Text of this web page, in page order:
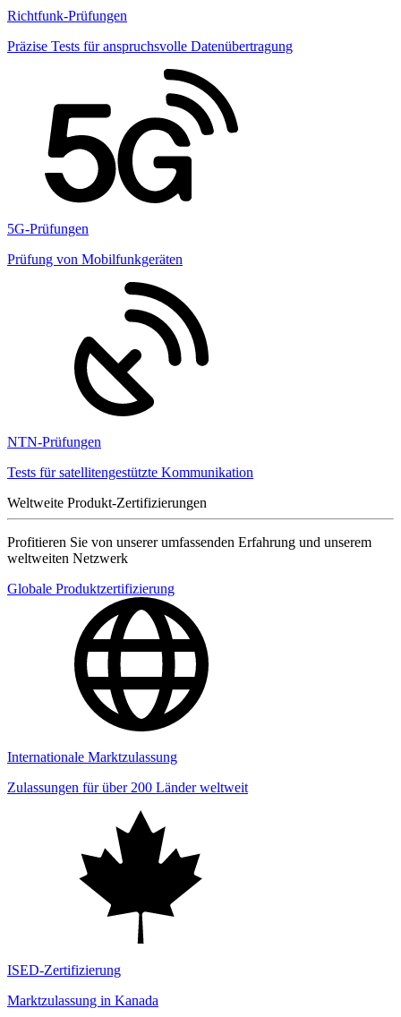
Richtfunk-Prüfungen
Präzise Tests für anspruchsvolle Datenübertragung
5G-Prüfungen
Prüfung von Mobilfunkgeräten
NTN-Prüfungen
Tests für satellitengestützte Kommunikation
Weltweite Produkt-Zertifizierungen
Profitieren Sie von unserer umfassenden Erfahrung und unserem
weltweiten Netzwerk
Globale Produktzertifizierung
Internationale Marktzulassung
Zulassungen für über 200 Länder weltweit
ISED-Zertifizierung
Marktzulassung in Kanada